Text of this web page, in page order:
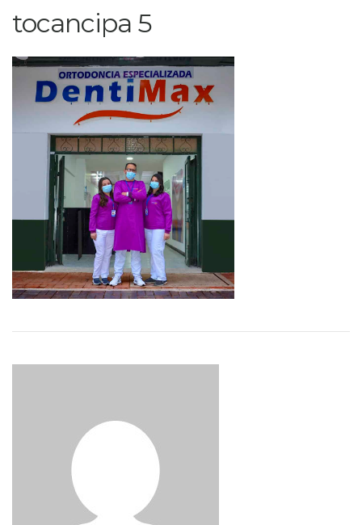
tocancipa 5